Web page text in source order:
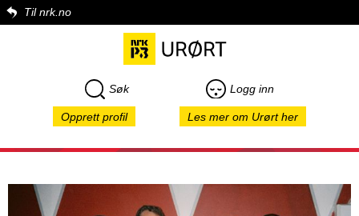
Til nrk.no
Søk Logg inn
Opprett profil Les mer om Urørt her